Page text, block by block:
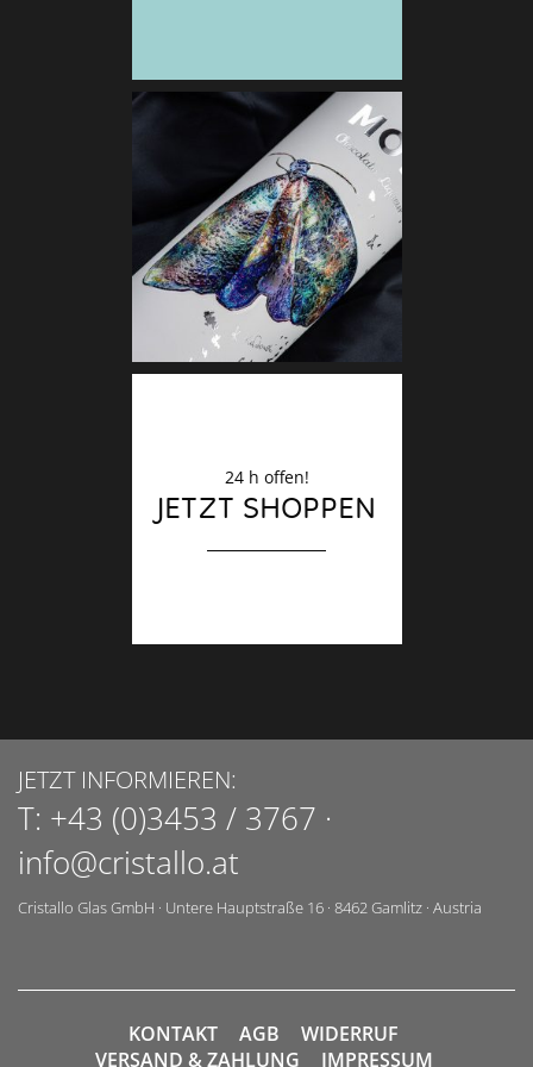
24 h offen!
JETZT SHOPPEN
JETZT INFORMIEREN:
T: +43 (0)3453 / 3767 ·
info@cristallo.at
Cristallo Glas GmbH · Untere Hauptstraße 16 · 8462Gamlitz · Austria
KONTAKT AGB
WIDERRUF
VERSAND & ZAHLUNG
IMPRESSUM